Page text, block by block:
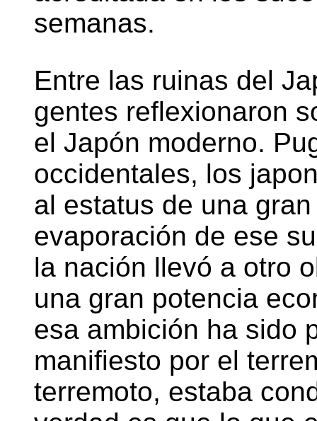
semanas.
Entre las ruinas del
gentes reflexionaron
el Japón moderno.
occidentales, los
al estatus de una
evaporación de ese
la nación llevó a otro
una gran potencia
esa ambición ha sido
manifiesto por el
terremoto, estaba